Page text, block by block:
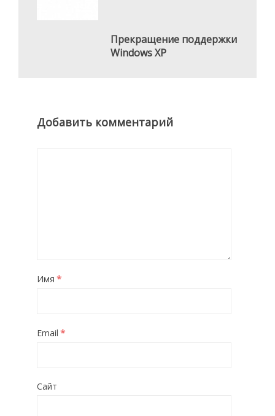
Прекращение поддержки
Windows XP
Добавить комментарий
Имя *
Email *
Сайт